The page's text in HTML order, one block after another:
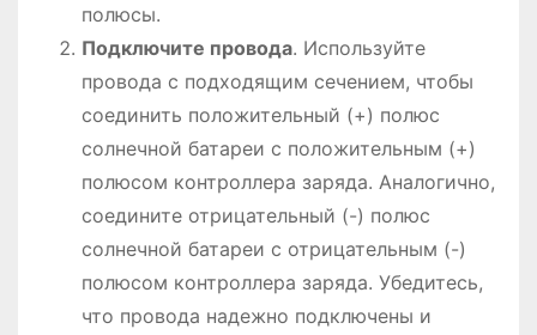
полюсы.
Подключите провода. Используйте
провода с подходящим сечением, чтобы
соединить положительный (+) полюс
солнечной батареи с положительным (+)
полюсом контроллера заряда. Аналогично,
соедините отрицательный (-) полюс
солнечной батареи с отрицательным (-)
полюсом контроллера заряда. Убедитесь,
что провода надежно подключены и